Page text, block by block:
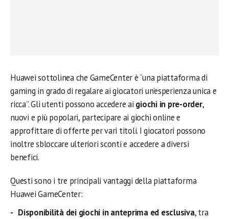
Huawei sottolinea che GameCenter è “una piattaforma di
gaming in grado di regalare ai giocatori un’esperienza unica e
ricca”. Gli utenti possono accedere ai giochi in pre-order,
nuovi e più popolari, partecipare ai giochi online e
approfittare di offerte per vari titoli. I giocatori possono
inoltre sbloccare ulteriori sconti e accedere a diversi
benefici.
Questi sono i tre principali vantaggi della piattaforma
Huawei GameCenter:
Disponibilità dei giochi in anteprima ed esclusiva, tra